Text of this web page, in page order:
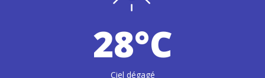
28°C
Ciel dégagé